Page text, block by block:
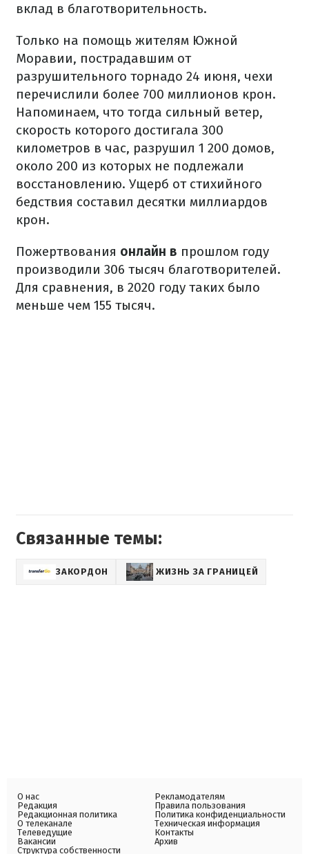
вклад в благотворительность.
Только на помощь жителям Южной
Моравии, пострадавшим от
разрушительного торнадо 24 июня, чехи
перечислили более 700 миллионов крон.
Напоминаем, что тогда сильный ветер,
скорость которого достигала 300
километров в час, разрушил 1 200 домов,
около 200 из которых не подлежали
восстановлению. Ущерб от стихийного
бедствия составил десятки миллиардов
крон.
Пожертвования онлайн в прошлом году
производили 306 тысяч благотворителей.
Для сравнения, в 2020 году таких было
меньше чем 155 тысяч.
Связанные темы:
ЗАКОРДОН ЖИЗНЬ ЗА ГРАНИЦЕЙ
О нас
Редакция
Редакционная политика
О телеканале
Телеведущие
Вакансии
Структура собственности
Рекламодателям
Правила пользования
Политика конфиденциальности
Техническая информация
Контакты
Архив